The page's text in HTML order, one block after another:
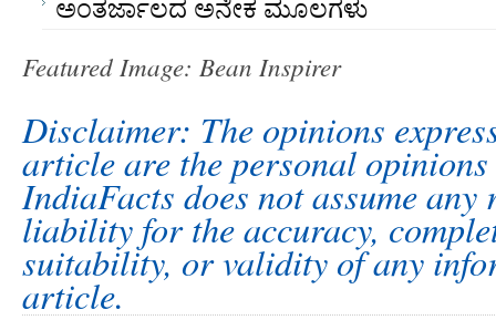
ಅಂತರ್ಜಾಲದ ಅನೇಕ ಮೂಲಗಳು
Featured Image: Bean Inspirer
Disclaimer: The opinions
article are the personal
IndiaFacts does not assume
liability for the accuracy,
suitability, or validity of any
article.